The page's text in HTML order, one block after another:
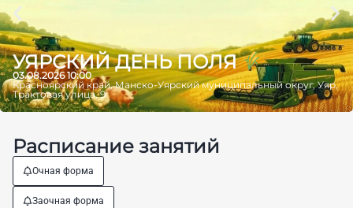
УЯРСКИЙ ДЕНЬ ПОЛЯ
03.08.2026 10:00
Красноярский край, Манско-Уярский муниципальный округ, Уяр,
Трактовая улица, 9
Расписание занятий
Очная форма
Заочная форма